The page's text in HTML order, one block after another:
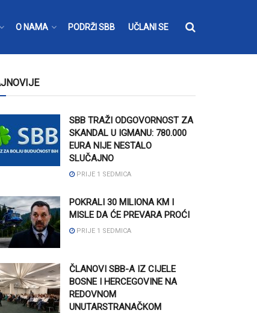
O NAMA PODRŽI SBB UČLANI SE
SBB TRAŽI ODGOVORNOST ZA
SKANDAL U IGMANU: 780.000
EURA NIJE NESTALO
SLUČAJNO
PRIJE 1 SEDMICA
POKRALI 30 MILIONA KM I
MISLE DA ĆE PREVARA PROĆI
PRIJE 1 SEDMICA
ČLANOVI SBB-A IZ CIJELE
BOSNE I HERCEGOVINE NA
REDOVNOM
UNUTARSTRANAČKOM